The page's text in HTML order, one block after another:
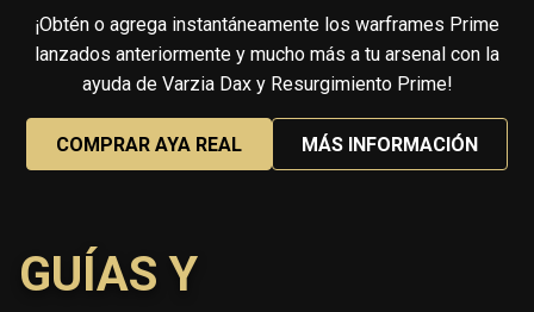
¡Obtén o agrega instantáneamente los warframes Prime
lanzados anteriormente y mucho más a tu arsenal con la
ayuda de Varzia Dax y Resurgimiento Prime!
COMPRAR AYA REAL MÁS INFORMACIÓN
GUÍAS Y